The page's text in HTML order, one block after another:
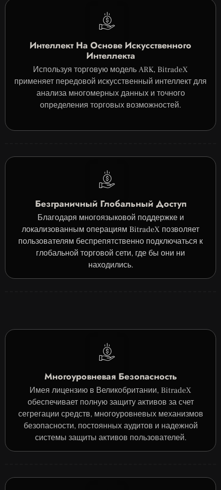
Интеллект На Основе Искусственного
Интеллекта
Используя торговую модель ARK, BitradeX
применяет передовой искусственный интеллект для
анализа многомерных данных и точного
определения торговых возможностей.
Безграничный Глобальный Доступ
Благодаря многоязыковой поддержке и
локализованным операциям BitradeX позволяет
пользователям беспрепятственно подключаться к
глобальной торговой сети, где бы они ни
находились.
Многоуровневая Безопасность
Имея лицензию в Великобритании, BitradeX
обеспечивает полную защиту активов за счет
сегрегации средств, многоуровневых механизмов
безопасности, постоянных аудитов и надежной
системы защиты активов пользователей.